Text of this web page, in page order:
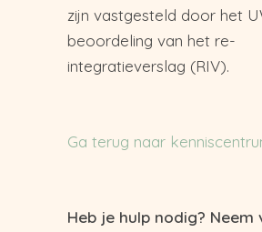
zijn vastgesteld door het
beoordeling van het re-
integratieverslag (RIV).
Ga terug naar
Heb je hulp nodig? Neem